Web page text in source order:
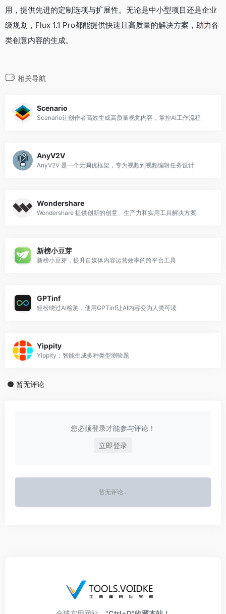
用，提供先进的定制选项与扩展性。无论是中小型项目还是企业
级规划，Flux 1.1 Pro都能提供快速且高质量的解决方案，助力各
类创意内容的生成。
相关导航
Scenario
Scenario让创作者高效生成高质量视觉内容，掌控AI工作流程
AnyV2V
AnyV2V 是一个无调优框架，专为视频到视频编辑任务设计
Wondershare
Wondershare 提供创新的创意、生产力和实用工具解决方案
新榜小豆芽
新榜小豆芽，提升自媒体内容运营效率的跨平台工具
GPTinf
轻松绕过AI检测，使用GPTinf让AI内容变为人类可读
Yippity
Yippity：智能生成多种类型测验题
暂无评论
您必须登录才能参与评论！
立即登录
暂无评论...